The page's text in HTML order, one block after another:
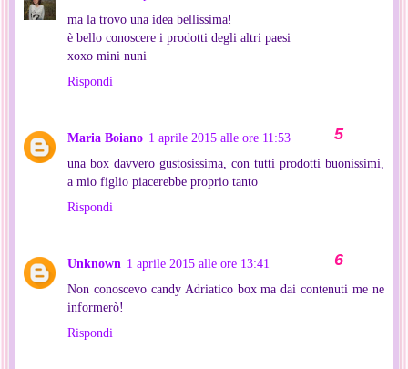
ma la trovo una idea bellissima!
è bello conoscere i prodotti degli altri paesi
xoxo mini nuni
Rispondi
Maria Boiano 1 aprile 2015 alle ore 11:53
una box davvero gustosissima, con tutti prodotti buonissimi,
a mio figlio piacerebbe proprio tanto
Rispondi
Unknown 1 aprile 2015 alle ore 13:41
Non conoscevo candy Adriatico box ma dai contenuti me ne
informerò!
Rispondi